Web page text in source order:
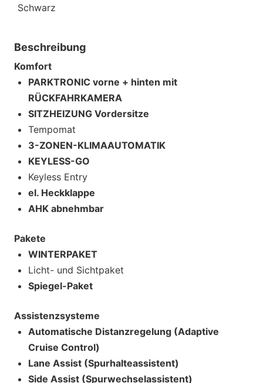
Schwarz
Beschreibung
Komfort
PARKTRONIC vorne + hinten mit
RÜCKFAHRKAMERA
SITZHEIZUNG Vordersitze
Tempomat
3-ZONEN-KLIMAAUTOMATIK
KEYLESS-GO
Keyless Entry
el. Heckklappe
AHK abnehmbar
Pakete
WINTERPAKET
Licht- und Sichtpaket
Spiegel-Paket
Assistenzsysteme
Automatische Distanzregelung (Adaptive
Cruise Control)
Lane Assist (Spurhalteassistent)
Side Assist (Spurwechselassistent)